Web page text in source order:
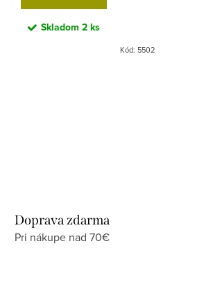
Skladom 2 ks
Kód: 5502
Doprava zdarma
Pri nákupe nad 70€